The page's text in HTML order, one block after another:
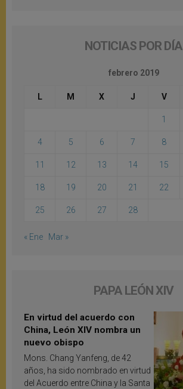
NOTICIAS POR DÍA
febrero 2019
L M X J V
1
4 5 6 7 8
11 12 13 14 15
18 19 20 21 22
25 26 27 28
« Ene Mar »
PAPA LEÓN XIV
En virtud del acuerdo con
China, León XIV nombra un
nuevo obispo
Mons. Chang Yanfeng, de 42
años, ha sido nombrado en virtud
del Acuerdo entre China y la Santa